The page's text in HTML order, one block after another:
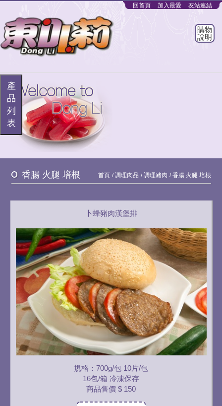
購物
說明
回首頁 加入最愛 友站連結
產
品
列
表
香腸 火腿 培根 首頁 調理肉品 調理豬肉 香腸 火腿 培根
卜蜂豬肉漢堡排
規格：700g/包 10片/包
16包/箱 冷凍保存
商品售價 $ 150